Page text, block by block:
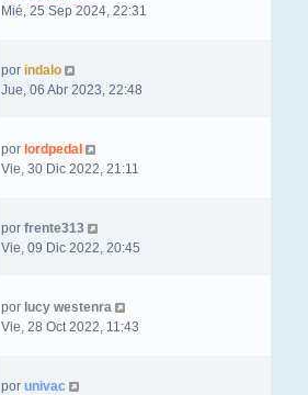
Mié, 25 Sep 2024, 22:31
por indalo
Jue, 06 Abr 2023, 22:48
por lordpedal
Vie, 30 Dic 2022, 21:11
por frente313
Vie, 09 Dic 2022, 20:45
por lucy westenra
Vie, 28 Oct 2022, 11:43
por univac